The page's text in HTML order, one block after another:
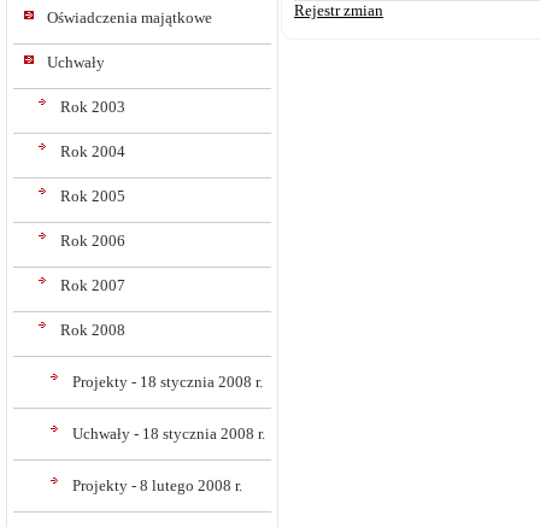
Oświadczenia majątkowe
Uchwały
Rok 2003
Rok 2004
Rok 2005
Rok 2006
Rok 2007
Rok 2008
Projekty - 18 stycznia 2008 r.
Uchwały - 18 stycznia 2008 r.
Projekty - 8 lutego 2008 r.
Rejestr zmian